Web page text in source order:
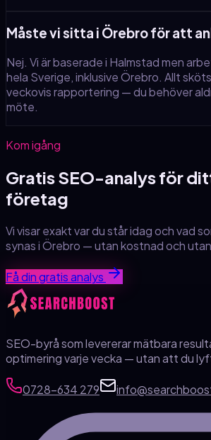
Måste vi sitta i Örebro för att
Nej. Vi är baserade i Halmstad men
hela Sverige, inklusive Örebro. Allt
veckovis rapportering — du behöver
möte.
Kom igång
Gratis SEO-analys för
företag
Vi visar exakt var du står idag och vad
synasi Örebro — utan kostnad och
Få din gratis analys
SEO-byrå som levererar mätbara
optimering varje vecka — utan att du
0728-634 279